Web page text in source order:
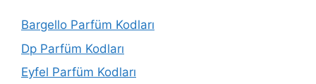
Bargello Parfüm Kodları
Dp Parfüm Kodları
Eyfel Parfüm Kodları